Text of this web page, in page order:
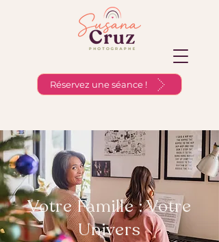
Réservez une séance !
Votre Famille : Votre
Univers